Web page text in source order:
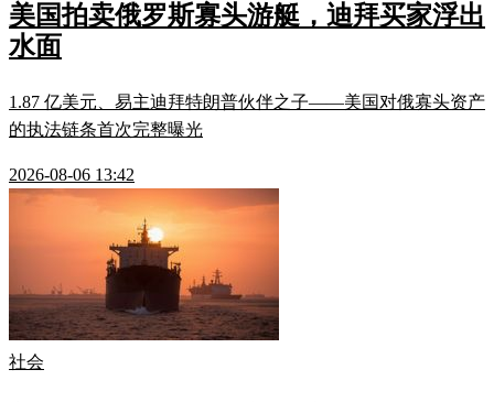
美国拍卖俄罗斯寡头游艇，迪拜买家浮出
水面
1.87 亿美元、易主迪拜特朗普伙伴之子——美国对俄寡头资产
的执法链条首次完整曝光
2026-08-06 13:42
社会